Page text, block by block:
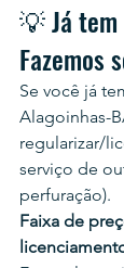
💡 Já
Fazemos
Se você já
Alagoinhas-
regularizar/
serviço de
perfuração).
Faixa de